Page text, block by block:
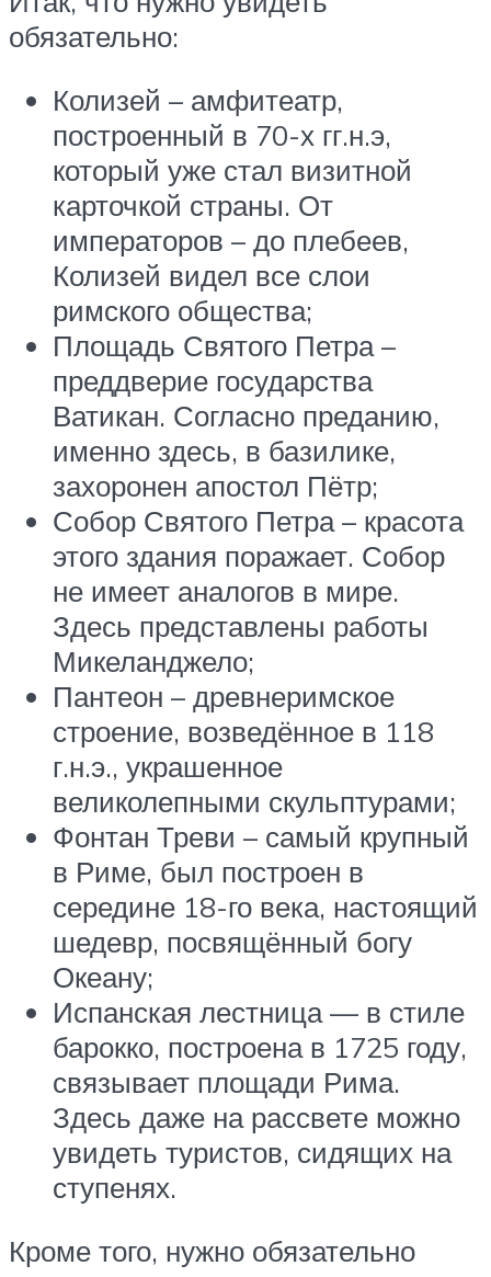
обязательно:
Колизей – амфитеатр,
построенный в 70-х гг.н.э,
который уже стал визитной
карточкой страны. От
императоров – до плебеев,
Колизей видел все слои
римского общества;
Площадь Святого Петра –
преддверие государства
Ватикан. Согласно преданию,
именно здесь, в базилике,
захоронен апостол Пётр;
Собор Святого Петра – красота
этого здания поражает. Собор
не имеет аналогов в мире.
Здесь представлены работы
Микеланджело;
Пантеон – древнеримское
строение, возведённое в 118
г.н.э., украшенное
великолепными скульптурами;
Фонтан Треви – самый крупный
в Риме, был построен в
середине 18-го века, настоящий
шедевр, посвящённый богу
Океану;
Испанская лестница — в стиле
барокко, построена в 1725 году,
связывает площади Рима.
Здесь даже на рассвете можно
увидеть туристов, сидящих на
ступенях.
Кроме того, нужно обязательно